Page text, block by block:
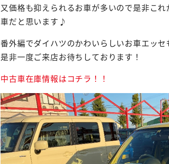
又価格も抑えられるお車が多いので是非こ
車だと思います♪
番外編でダイハツのかわいらしいお車エッセ
是非一度ご来店お待ちしております！
中古車在庫情報はコチラ！！